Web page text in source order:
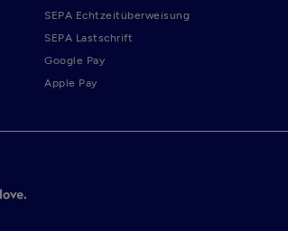
SEPA Echtzeitüberweisung
SEPA Lastschrift
Google Pay
Apple Pay